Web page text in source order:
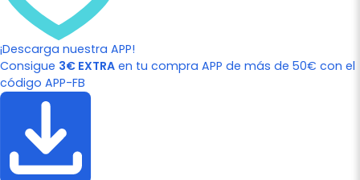
¡Descarga nuestra APP!
Consigue 3€ EXTRA en tu compra APP de más de 50€ con el
código APP-FB